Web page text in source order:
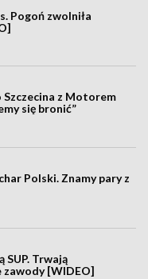
Pogoń zwolniła
z Motorem
się bronić”
Polski. Znamy pary z
SUP. Trwają
[WIDEO]